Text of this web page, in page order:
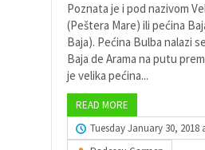
Poznata je i pod nazivom
(Peštera Mare) ili pećina
Baja). Pećina Bulba nalazi
Baja de Arama na putu
je velika pećina...
READ MORE
Tuesday January 30, 2018